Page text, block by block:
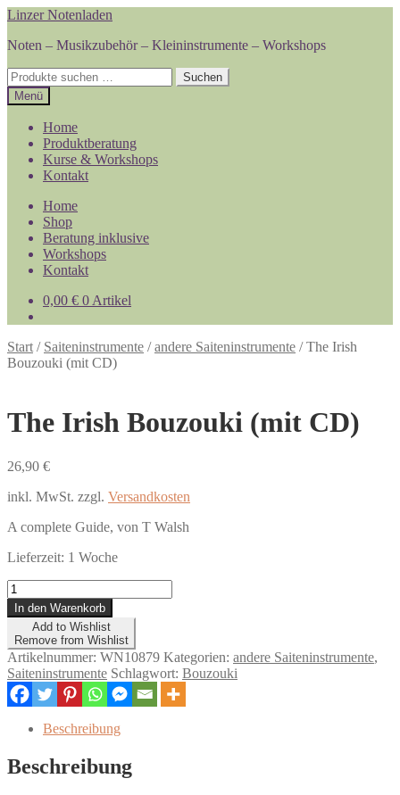
Zur
springen
Zum
springen
Linzer Notenladen
Noten – Musikzubehör – Kleininstrumente – Workshops
Suchen
nach:
Suchen
Menü
Home
Produktberatung
Kurse & Workshops
Kontakt
Home
Shop
Beratung inklusive
Workshops
Kontakt
0,00 € 0 Artikel
Start / Saiteninstrumente /andere Saiteninstrumente /The Irish
Bouzouki (mit CD)
The Irish Bouzouki (mit CD)
26,90 €
inkl. MwSt. zzgl. Versandkosten
A complete Guide, von T Walsh
Lieferzeit: 1 Woche
The
Irish
Bouzouki
(mit
CD)
Menge
In den Warenkorb
Add to Wishlist
Remove from Wishlist
Artikelnummer: WN10879 Kategorien: andere Saiteninstrumente,
Saiteninstrumente Schlagwort: Bouzouki
Beschreibung
Beschreibung